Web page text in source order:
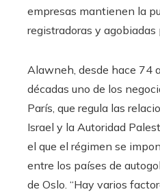
empresas mantienen la
registradoras y agobiadas
Alawneh, desde hace 74
décadas uno de los
París, que regula las
Israel y la Autoridad
el que el régimen se
entre los países de
de Oslo. “Hay varios